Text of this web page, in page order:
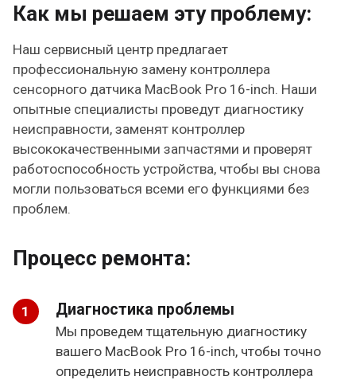
Как мы решаем эту проблему:
Наш сервисный центр предлагает
профессиональную замену контроллера
сенсорного датчика MacBook Pro 16-inch. Наши
опытные специалисты проведут диагностику
неисправности, заменят контроллер
высококачественными запчастями и проверят
работоспособность устройства, чтобы вы снова
могли пользоваться всеми его функциями без
проблем.
Процесс ремонта:
Диагностика проблемы
Мы проведем тщательную диагностику
вашего MacBook Pro 16-inch, чтобы точно
определить неисправность контроллера